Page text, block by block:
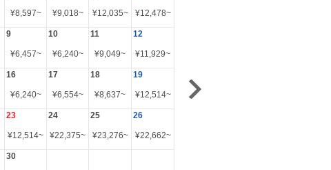
¥8,597~ ¥9,018~ ¥12,035~ ¥12,478~
9
¥6,457~
10
¥6,240~
11
¥9,049~
12
¥11,929~
16
¥6,240~
17
¥6,554~
18
¥8,637~
19
¥12,514~
23
¥12,514~
24
¥22,375~
25
¥23,276~
26
¥22,662~
30